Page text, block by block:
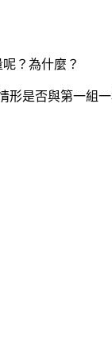
？為什麼？
形是否與第一組